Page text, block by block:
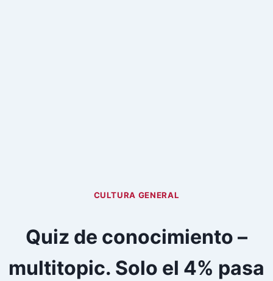
CULTURA GENERAL
Quiz de conocimiento –
multitopic. Solo el 4% pasa